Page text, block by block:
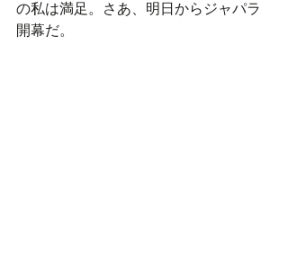
の私は満足。さあ、明日からジャパラ
開幕だ。